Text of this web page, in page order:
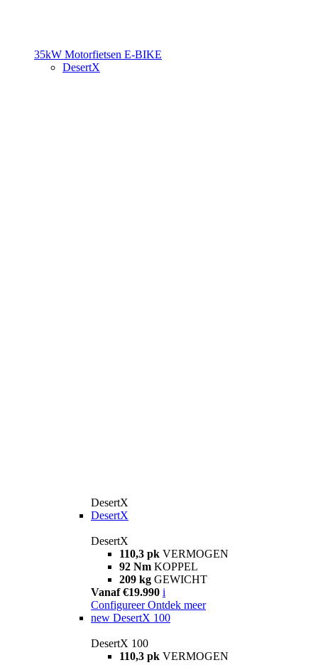
35kW Motorfietsen E-BIKE
DesertX
DesertX
DesertX
DesertX
110,3 pk VERMOGEN
92 Nm KOPPEL
209 kg GEWICHT
Vanaf €19.990 i
Configureer Ontdek meer
new DesertX 100
DesertX 100
110,3 pk VERMOGEN